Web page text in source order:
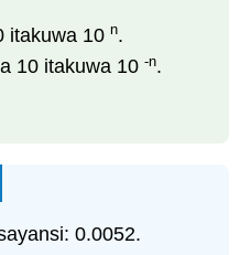
itakuwa 10 n.
10 itakuwa 10-n.
0.0052.